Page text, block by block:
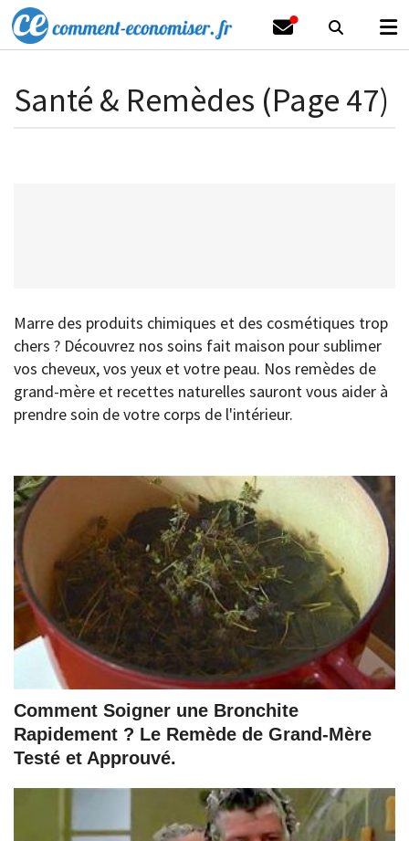
Santé & Remèdes (Page 47)
Marre des produits chimiques et des cosmétiques trop
chers ? Découvrez nos soins fait maison pour sublimer
vos cheveux, vos yeux et votre peau. Nos remèdes de
grand-mère et recettes naturelles sauront vous aider à
prendre soin de votre corps de l'intérieur.
Comment Soigner une Bronchite
Rapidement ? Le Remède de Grand-Mère
Testé et Approuvé.